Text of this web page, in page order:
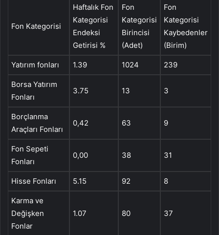
Fon Kategorisi
Haftalık Fon
Kategorisi
Endeksi
Getirisi %
Fon
Kategorisi
Birincisi
(Adet)
Fon
Kategorisi
Kaybedenler
(Birim)
Yatırım fonları 1.39 1024 239
Borsa Yatırım
Fonları
3.75 13 3
Borçlanma
Araçları Fonları
0,42 63 9
Fon Sepeti
Fonları
0,00 38 31
Hisse Fonları 5.15 92 8
Karma ve
Değişken
Fonlar
1.07 80 37